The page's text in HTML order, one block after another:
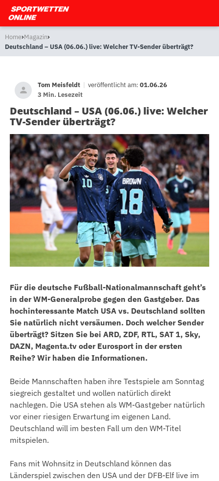
Home›Magazin›
Deutschland – USA (06.06.) live: Welcher TV-Sender überträgt?
Tom Meisfeldt | veröffentlicht am: 01.06.26
3 Min. Lesezeit
Deutschland – USA (06.06.) live: Welcher
TV-Sender überträgt?
Für die deutsche Fußball-Nationalmannschaft geht’s
in der WM-Generalprobe gegen den Gastgeber. Das
hochinteressante Match USA vs. Deutschland sollten
Sie natürlich nicht versäumen. Doch welcher Sender
überträgt? Sitzen Sie bei ARD, ZDF, RTL, SAT 1, Sky,
DAZN, Magenta.tv oder Eurosport in der ersten
Reihe? Wir haben die Informationen.
Beide Mannschaften haben ihre Testspiele am Sonntag
siegreich gestaltet und wollen natürlich direkt
nachlegen. Die USA stehen als WM-Gastgeber natürlich
vor einer riesigen Erwartung im eigenen Land.
Deutschland will im besten Fall um den WM-Titel
mitspielen.
Fans mit Wohnsitz in Deutschland können das
Länderspiel zwischen den USA und der DFB-Elf live im